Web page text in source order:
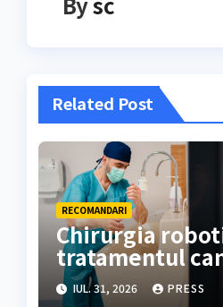
Related Post
RECOMANDARI
Chirurgia
tratamentul
colorectal
IUL. 31, 2026 PRESS